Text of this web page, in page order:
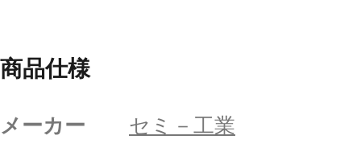
商品仕様
メーカー
セミ－工業